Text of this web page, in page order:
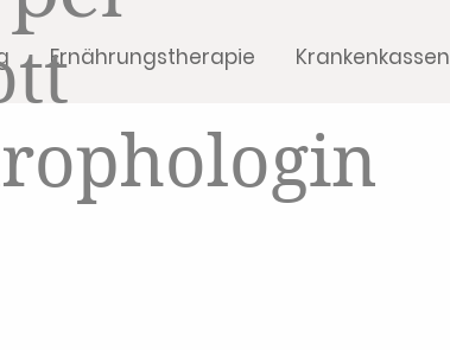
Ernährungstherapie Krankenkassen